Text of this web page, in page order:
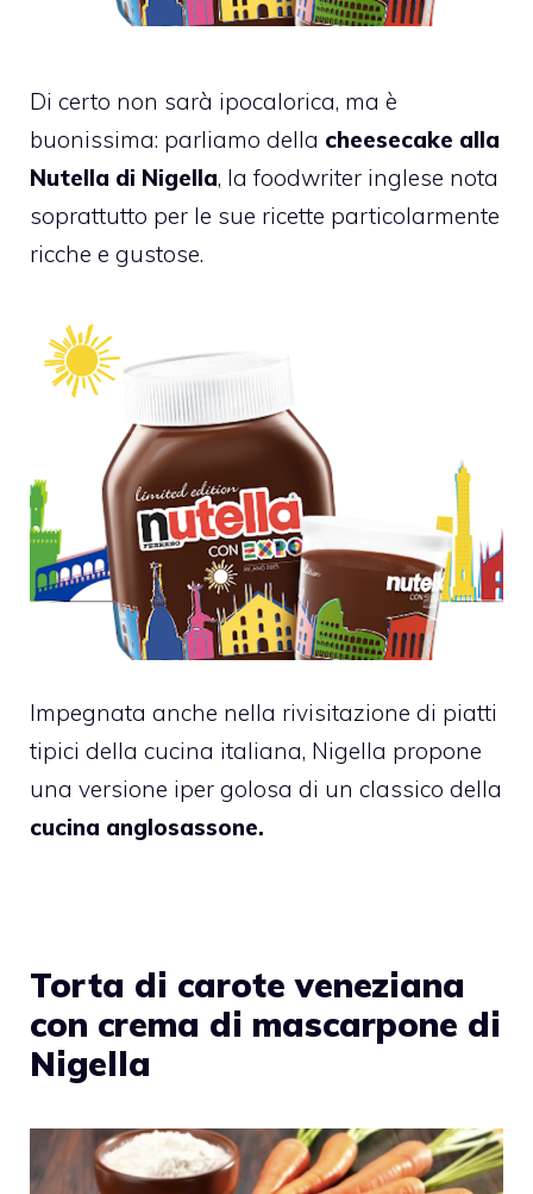
Di certo non sarà ipocalorica, ma è
buonissima: parliamo della cheesecake alla
Nutella di Nigella, la foodwriter inglese nota
soprattutto per le sue ricette particolarmente
ricche e gustose.
Impegnata anche nella rivisitazione di piatti
tipici della cucina italiana, Nigella propone
una versione iper golosa di un classico della
cucina anglosassone.
Torta di carote veneziana
con crema di mascarpone di
Nigella